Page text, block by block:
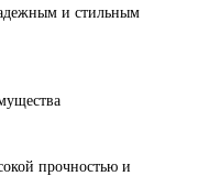
и стильным
прочностью и